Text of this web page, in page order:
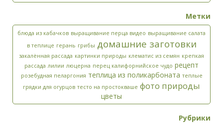
Метки
блюда из кабачков выращивание перца видео выращивание салата
в теплице герань грибы домашние заготовки
закалённая рассада картинки природы клематис из семян крепкая
рассада лилии люцерна перец калифорнийское чудо рецепт
розебудная пеларгония теплица из поликарбоната теплые
грядки для огурцов тесто на простокваше фото природы
цветы
Рубрики